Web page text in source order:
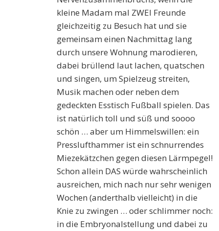
kleine Madam mal ZWEI Freunde
gleichzeitig zu Besuch hat und sie
gemeinsam einen Nachmittag lang
durch unsere Wohnung marodieren,
dabei brüllend laut lachen, quatschen
und singen, um Spielzeug streiten,
Musik machen oder neben dem
gedeckten Esstisch Fußball spielen. Das
ist natürlich toll und süß und soooo
schön … aber um Himmelswillen: ein
Presslufthammer ist ein schnurrendes
Miezekätzchen gegen diesen Lärmpegel!
Schon allein DAS würde wahrscheinlich
ausreichen, mich nach nur sehr wenigen
Wochen (anderthalb vielleicht) in die
Knie zu zwingen … oder schlimmer noch:
in die Embryonalstellung und dabei zu